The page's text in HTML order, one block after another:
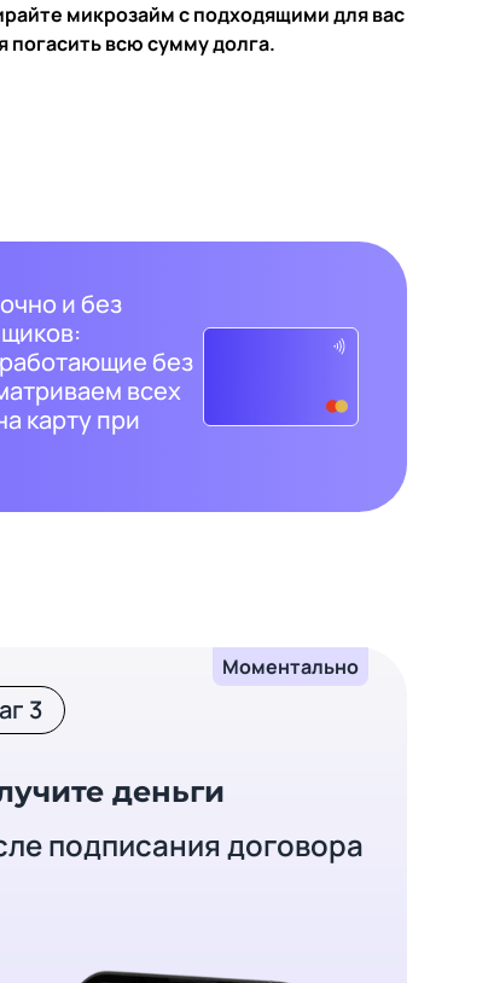
микрозайм с подходящими для вас
всю сумму долга.
и без
без
всех
карту при
Моментально
3
деньги
подписания договора